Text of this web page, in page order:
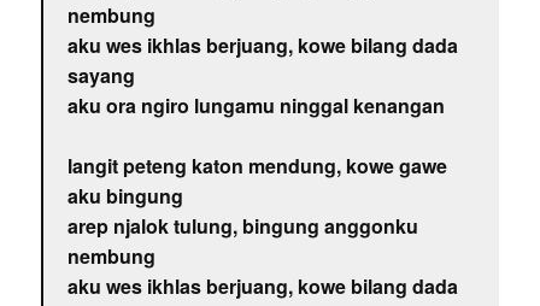
nembung
aku wes ikhlas berjuang, kowe bilang dada
sayang
aku ora ngiro lungamu ninggal kenangan
langit peteng katon mendung, kowe gawe
aku bingung
arep njalok tulung, bingung anggonku
nembung
aku wes ikhlas berjuang, kowe bilang dada